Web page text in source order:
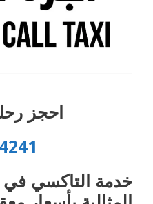
احجز
خدمة التاكسي